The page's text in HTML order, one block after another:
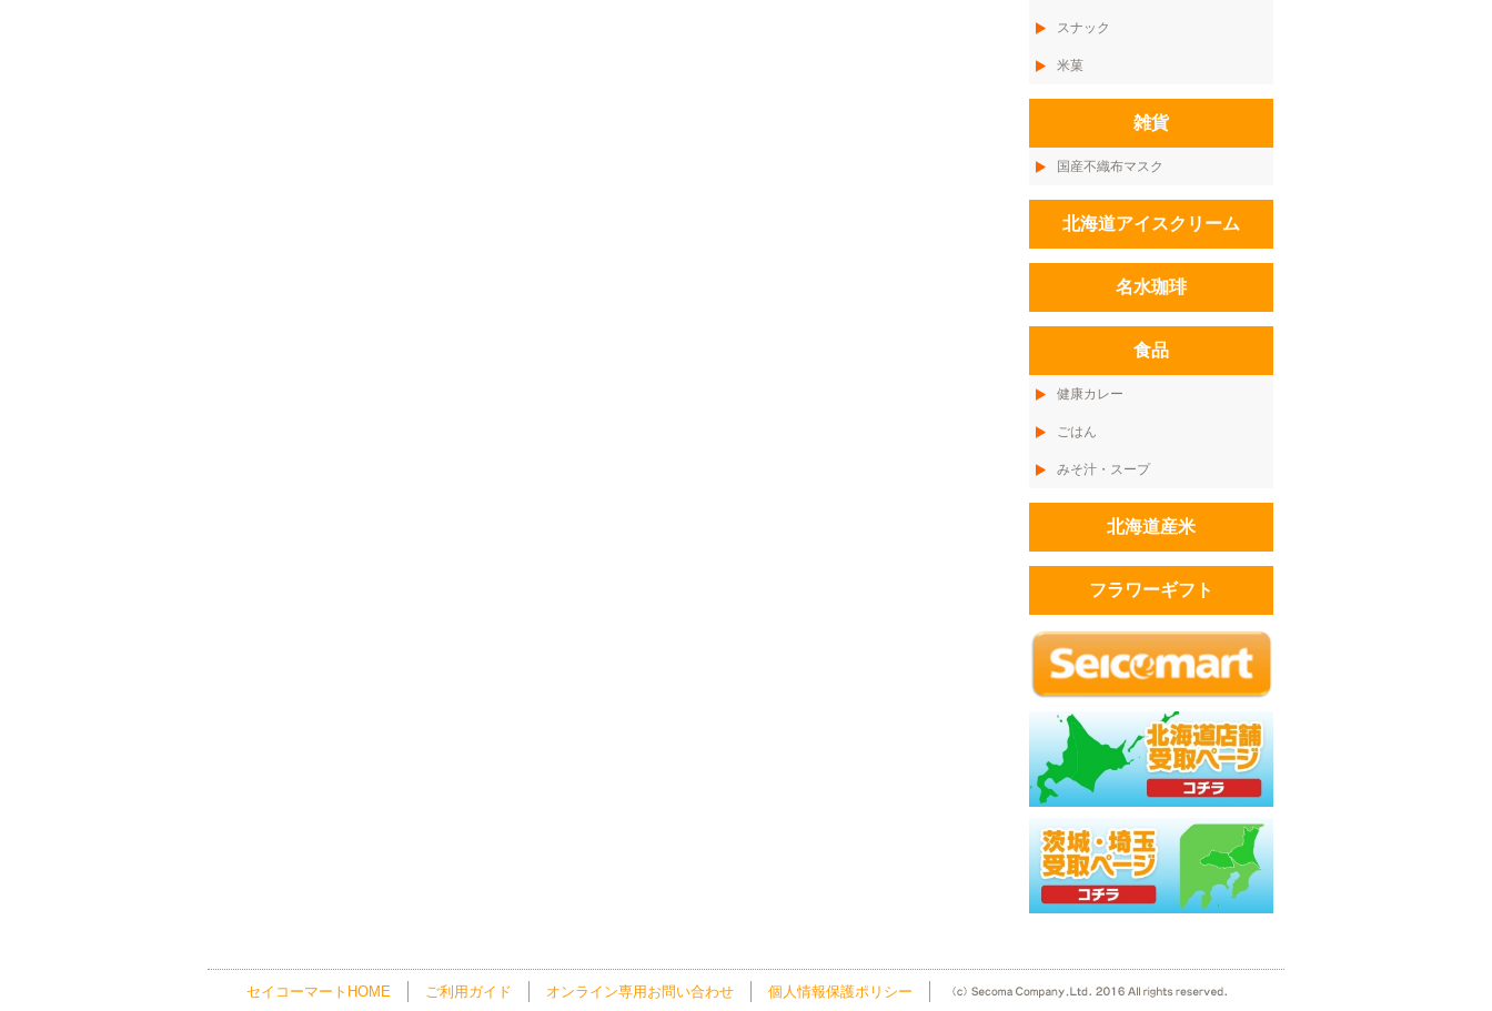
スナック
米菓
雑貨
国産不織布マスク
北海道アイスクリーム
名水珈琲
食品
健康カレー
ごはん
みそ汁・スープ
北海道産米
フラワーギフト
セイコーマートHOME ご利用ガイド オンライン専用お問い合わせ 個人情報保護ポリシー